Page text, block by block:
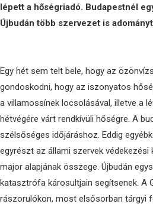
lépett a hőségriadó. Budapestnél
Újbudán több szervezet is
Egy hét sem telt bele, hogy az
gondoskodni, hogy az iszonyatos
a villamossínek locsolásával, illetve a
hétvégére várt rendkívüli hőségre. A
szélsőséges időjáráshoz. Eddig
egyrészt az állami szervek
major alapjának összege. Újbudán
katasztrófa károsultjain segítsenek. A
rászorulókon, most elsősorban tárgyi